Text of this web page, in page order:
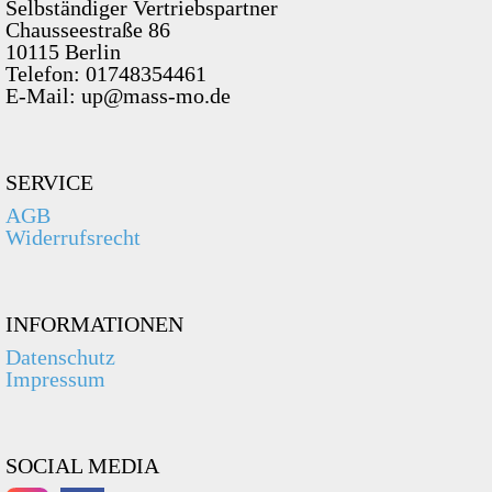
Selbständiger Vertriebspartner
Chausseestraße 86
10115 Berlin
Telefon: 01748354461
E-Mail: up@mass-mo.de
SERVICE
AGB
Widerrufsrecht
INFORMATIONEN
Datenschutz
Impressum
SOCIAL MEDIA